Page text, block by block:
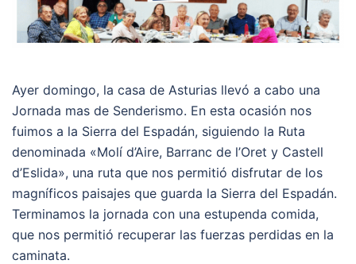
Ayer domingo, la casa de Asturias llevó a cabo una
Jornada mas de Senderismo. En esta ocasión nos
fuimos a la Sierra del Espadán, siguiendo la Ruta
denominada «Molí d’Aire, Barranc de l’Oret y Castell
d’Eslida», una ruta que nos permitió disfrutar de los
magníficos paisajes que guarda la Sierra del Espadán.
Terminamos la jornada con una estupenda comida,
que nos permitió recuperar las fuerzas perdidas en la
caminata.